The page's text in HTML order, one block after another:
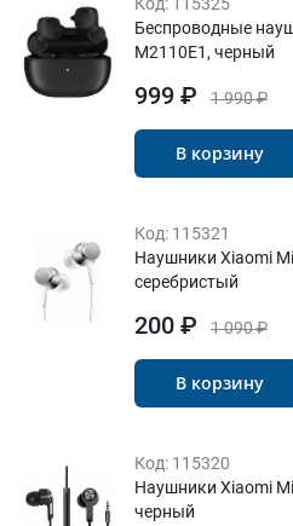
Беспроводные
M2110E1, черный
1 990 ₽
999 ₽
В корзину
Код: 115321
Наушники Xiaomi
серебристый
1 090 ₽
200 ₽
В корзину
Код: 115320
Наушники Xiaomi
черный